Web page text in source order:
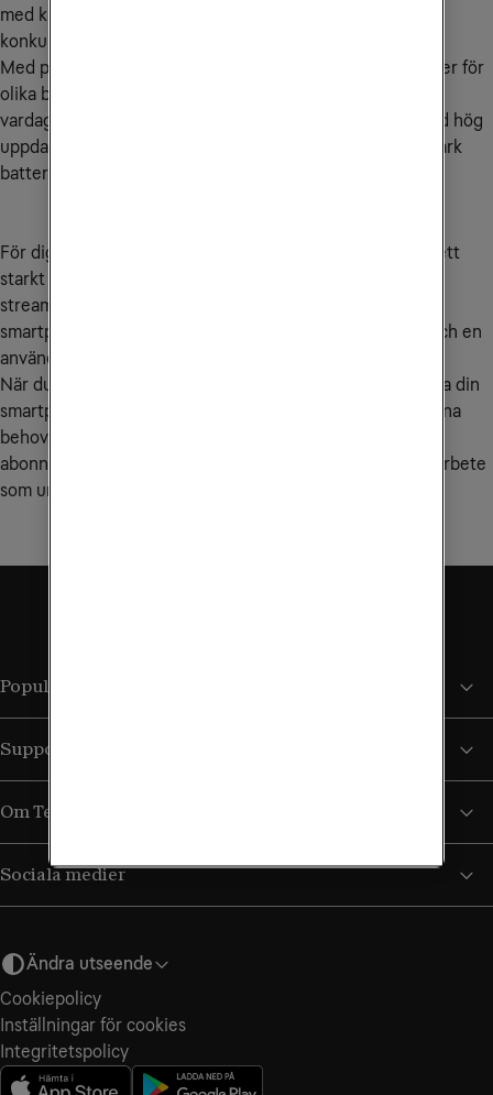
med kraftfull hårdvara och smarta funktioner till
konkurrenskraftiga priser.
Med produktserier som Find och A erbjuder OPPO mobiler för
olika behov. Här finns allt från prisvärda alternativ för
vardagsanvändning till mer avancerade smartphones med hög
uppdateringsfrekvens, AI-baserade kamerafunktioner, stark
batteritid och snabb laddningsteknik.
För dig som vill ha mycket teknik för pengarna är OPPO ett
starkt alternativ. Oavsett om du prioriterar mobilfoto,
streaming, gaming eller smidig multitasking får du en
smartphone utvecklad för att leverera stabil prestanda och en
användarupplevelse som håller över tid.
När du väljer en OPPO-mobil hos Tele2 kan du kombinera din
smartphone med ett mobilabonnemang anpassat efter dina
behov. Med tillgång till snabba mobilnät och flexibla
abonnemang får du en lösning som fungerar lika bra för arbete
som underhållning och uppkoppling i vardagen.
Populära sidor
Support
Om Tele2
Sociala medier
Ändra utseende
Cookiepolicy
Inställningar för cookies
Integritets­policy